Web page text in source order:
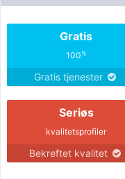
Gratis
100%
Gratis tjenester
Seriøs
kvalitetsprofiler
Bekreftet kvalitet